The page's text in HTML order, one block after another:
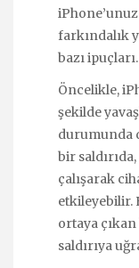
farkındalık
bazı ipuçları.
Öncelikle,
şekilde
durumunda
bir
çalışarak
etkileyebilir.
ortaya
saldırıya